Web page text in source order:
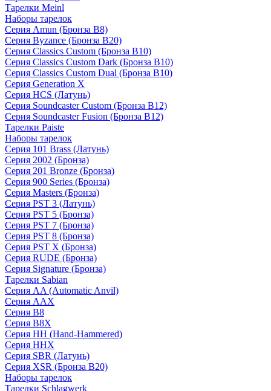
Тарелки Meinl
Наборы тарелок
Серия Amun (Бронза B8)
Серия Byzance (Бронза B20)
Серия Classics Custom (Бронза B10)
Серия Classics Custom Dark (Бронза B10)
Серия Classics Custom Dual (Бронза B10)
Серия Generation X
Серия HCS (Латунь)
Серия Soundcaster Custom (Бронза B12)
Серия Soundcaster Fusion (Бронза B12)
Тарелки Paiste
Наборы тарелок
Серия 101 Brass (Латунь)
Серия 2002 (Бронза)
Серия 201 Bronze (Бронза)
Серия 900 Series (Бронза)
Серия Masters (Бронза)
Серия PST 3 (Латунь)
Серия PST 5 (Бронза)
Серия PST 7 (Бронза)
Серия PST 8 (Бронза)
Серия PST X (Бронза)
Серия RUDE (Бронза)
Серия Signature (Бронза)
Тарелки Sabian
Серия AA (Automatic Anvil)
Серия AAX
Серия B8
Серия B8X
Серия HH (Hand-Hammered)
Серия HHX
Серия SBR (Латунь)
Серия XSR (Бронза B20)
Наборы тарелок
Тарелки Schlagwerk